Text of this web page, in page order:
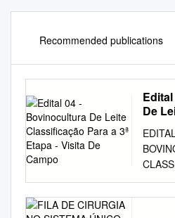
Recommended publications
De
De